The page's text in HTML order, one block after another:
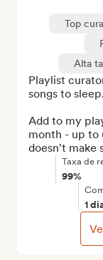
Top
Alta
Playlist
songs to
Add to my
month - up
doesn't make
Taxa de
99%
1